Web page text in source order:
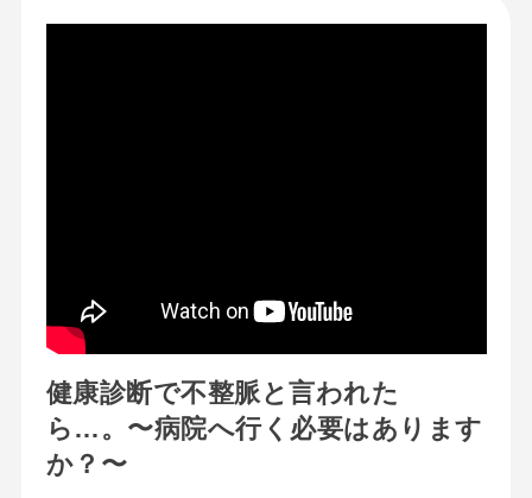
健康診断で不整脈と言われた
ら…。〜病院へ行く必要はあります
か？〜